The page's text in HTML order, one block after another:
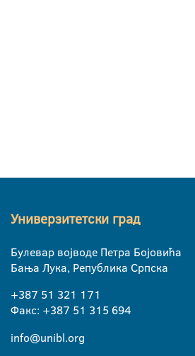
Универзитетски град
Булевар војводе Петра Бојовића
Бања Лука, Република Српска
+387 51 321 171
Факс: +387 51 315 694
info@unibl.org